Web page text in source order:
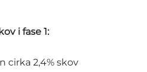
i fase 1:
2,4% skov